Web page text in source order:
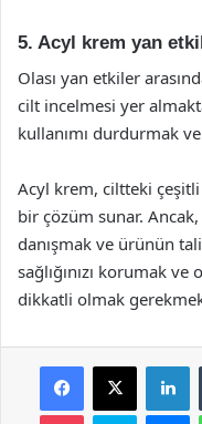
5. Acyl krem yan
Olası yan etkiler
cilt incelmesi yer
kullanımı durdurmak
Acyl krem, ciltteki
bir çözüm sunar.
danışmak ve ürünün
sağlığınızı korumak
dikkatli olmak
Facebook
X
Pocket Skype